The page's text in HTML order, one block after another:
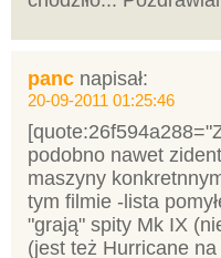
panc napisał:
20-09-2011 01:25:46
podobno nawet
maszyny
tym filmie -lista
"grają" spity Mk IX
(jest też Hurricane